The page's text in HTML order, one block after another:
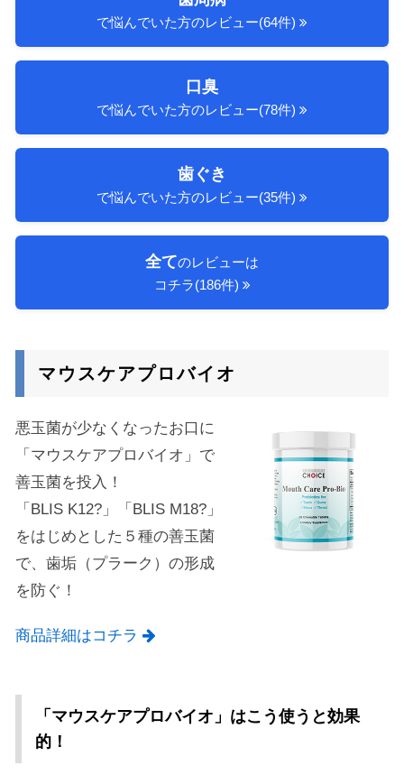
で悩んでいた方のレビュー(64件)
口臭
で悩んでいた方のレビュー(78件)
歯ぐき
で悩んでいた方のレビュー(35件)
全てのレビューは
コチラ(186件)
マウスケアプロバイオ
悪玉菌が少なくなったお口に
「マウスケアプロバイオ」で
善玉菌を投入！
「BLIS K12?」「BLIS M18?」
をはじめとした５種の善玉菌
で、歯垢（プラーク）の形成
を防ぐ！
商品詳細はコチラ
「マウスケアプロバイオ」はこう使うと効果
的！